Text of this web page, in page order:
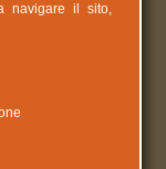
Ascolta i
Garda a Mantova
navigare il sito,